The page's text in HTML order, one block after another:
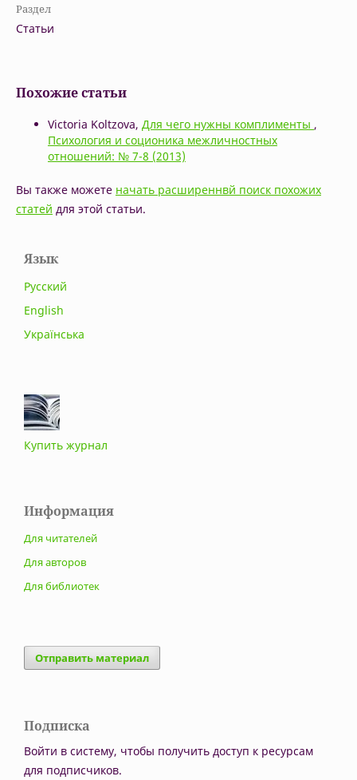
Раздел
Статьи
Похожие статьи
Victoria Koltzova, Для чего нужны комплименты ,
Психология и соционика межличностных
отношений: № 7-8 (2013)
Вы также можете начать расширеннвй поиск похожих
статей для этой статьи.
Язык
Русский
English
Українська
Купить журнал
Информация
Для читателей
Для авторов
Для библиотек
Отправить материал
Подписка
Войти в систему, чтобы получить доступ к ресурсам
для подписчиков.